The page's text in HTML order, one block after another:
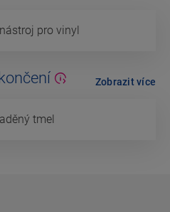
pro vinyl
tmel
Zobrazit více